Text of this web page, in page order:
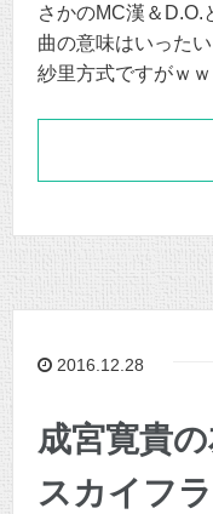
さかのMC漢＆D.O.
曲の意味はいった
紗里方式ですがｗｗ
2016.12.28
成宮寛貴
スカイフ